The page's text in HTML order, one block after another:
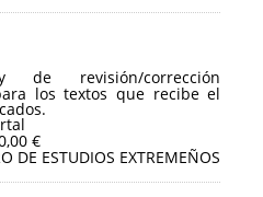
de revisión/corrección
los textos que recibe el
€
DE ESTUDIOS EXTREMEÑOS